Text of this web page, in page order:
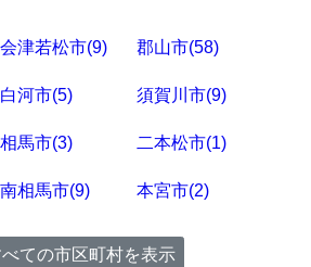
会津若松市(9) 郡山市(58)
白河市(5) 須賀川市(9)
相馬市(3) 二本松市(1)
南相馬市(9) 本宮市(2)
ての市区町村を表示